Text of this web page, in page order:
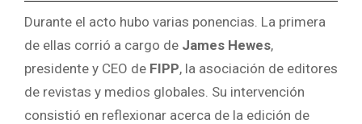
Durante el acto hubo varias ponencias. La primera
de ellas corrió a cargo de James Hewes,
presidente y CEO de FIPP, la asociación de editores
de revistas y medios globales. Su intervención
consistió en reflexionar acerca de la edición de